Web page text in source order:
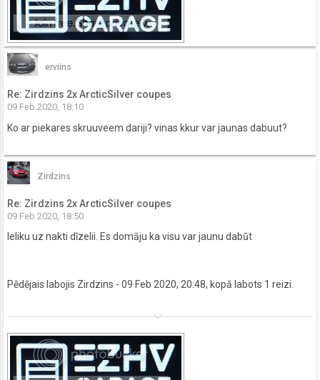
erviins
Re: Zirdzins 2x ArcticSilver coupes
09 Feb 2020, 18:10
Ko ar piekares skruuveem dariji? vinas kkur var jaunas dabuut?
Zirdzins
Re: Zirdzins 2x ArcticSilver coupes
09 Feb 2020, 18:50
Ieliku uz nakti dīzelii. Es domāju ka visu var jaunu dabūt
Pēdējais labojis Zirdzins - 09 Feb 2020, 20:48, kopā labots 1 reizi.
keyboard_arrow_down